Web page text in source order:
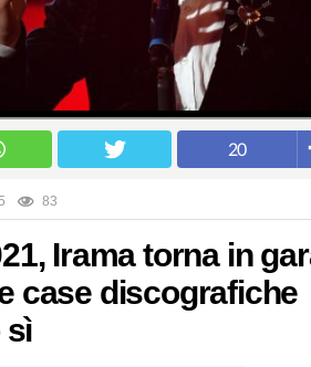
20
83
Irama torna in
case discografiche
sì